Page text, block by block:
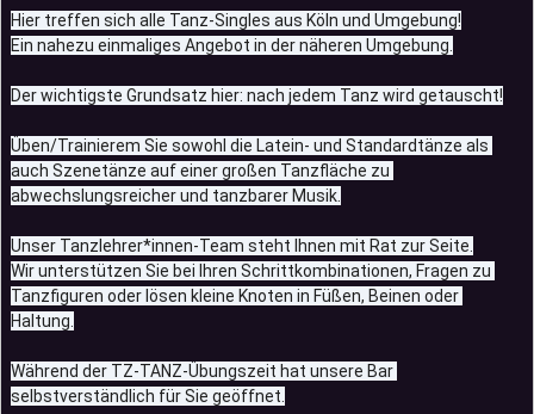
Hier treffen sich alle Tanz-Singles aus Köln und Umgebung!
Ein nahezu einmaliges Angebot in der näheren Umgebung.
Der wichtigste Grundsatz hier: nach jedem Tanz wird getauscht!
Üben/Trainierem Sie sowohl die Latein- und Standardtänze als
auch Szenetänze auf einer großen Tanzfläche zu
abwechslungsreicher und tanzbarer Musik.
Unser Tanzlehrer*innen-Team steht Ihnen mit Rat zur Seite.
Wir unterstützen Sie bei Ihren Schrittkombinationen, Fragen zu
Tanzfiguren oder lösen kleine Knoten in Füßen, Beinen oder
Haltung.
Während der TZ-TANZ-Übungszeit hat unsere Bar
selbstverständlich für Sie geöffnet.